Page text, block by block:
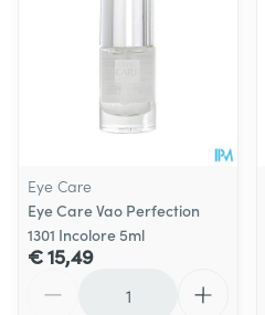
Eye Care
Eye Care Vao Perfection
1301 Incolore 5ml
€ 15,49